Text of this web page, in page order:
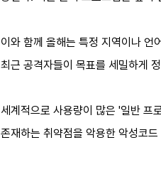
이와 함께 올해는 특정 지역이나 언
최근 공격자들이 목표를 세밀하게
세계적으로 사용량이 많은 '일반 프
존재하는 취약점을 악용한 악성코